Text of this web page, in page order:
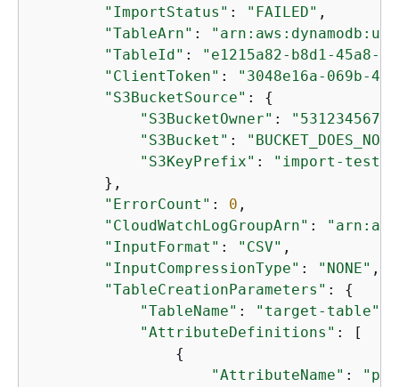
"ImportStatus" : "FAILED" ,
"TableArn" :
"TableId" :
"e1215a82-b8d1-45a8-
"ClientToken" :
"3048e16a-069b-
"S3BucketSource" : {
"S3BucketOwner" :
"S3Bucket" :
"S3KeyPrefix" :
"import-test"
        },
"ErrorCount" : 0 ,
"CloudWatchLogGroupArn" :
"InputFormat" : "CSV" ,
"InputCompressionType" : "NONE" ,
"TableCreationParameters" : {
"TableName" : "target-table"
"AttributeDefinitions" : [
{
"AttributeName" : "pk"